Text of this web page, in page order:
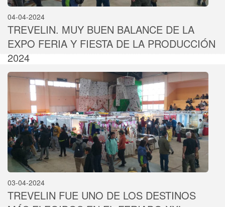
04-04-2024
TREVELIN. MUY BUEN BALANCE DE LA
EXPO FERIA Y FIESTA DE LA PRODUCCIÓN
2024
03-04-2024
TREVELIN FUE UNO DE LOS DESTINOS